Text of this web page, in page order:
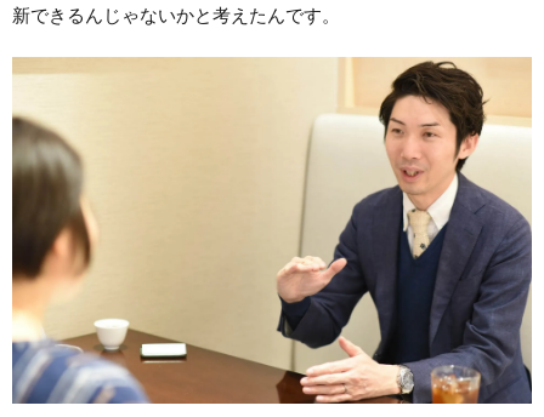
新できるんじゃないかと考えたんです。